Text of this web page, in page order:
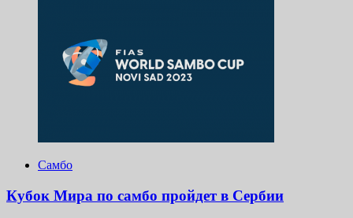
Самбо
Кубок Мира по самбо пройдет в Сербии